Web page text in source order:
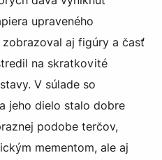
upraveného
aj figúry a časť
na skratkovité
V súlade so
jeho dielo stalo dobre
podobe terčov,
mementom, ale aj